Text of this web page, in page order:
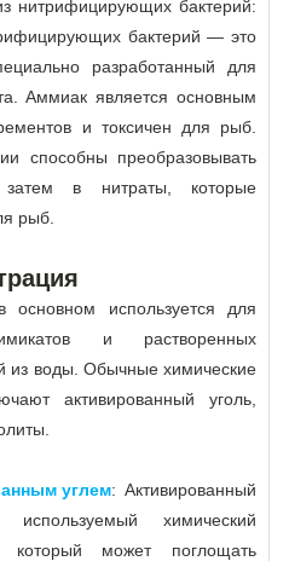
бактерий:
бактерий — это
разработанный для
Аммиак является основным
и токсичен для рыб.
способны преобразовывать
в нитраты, которые
рыб.
основном используется для
и растворенных
из воды. Обычные химические
активированный уголь,
углем: Активированный
химический
который может поглощать